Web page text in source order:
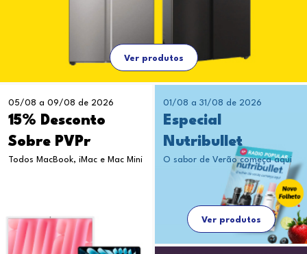
Ver produtos
05/08 a 09/08 de 2026
15% Desconto
Sobre PVPr
Todos MacBook, iMac e Mac Mini
01/08 a 31/08 de 2026
Especial
Nutribullet
O sabor de Verão começa aqui
Ver produtos